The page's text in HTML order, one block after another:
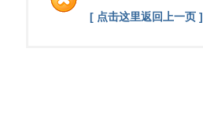
[ 点击这里返回上一页 ]